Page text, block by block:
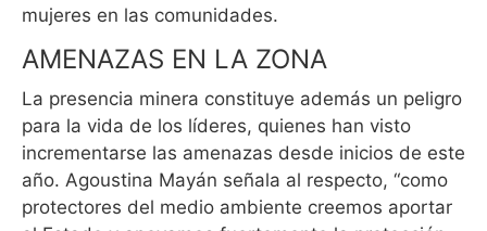
mujeres en las comunidades.
AMENAZAS EN LA ZONA
La presencia minera constituye además un peligro
para la vida de los líderes, quienes han visto
incrementarse las amenazas desde inicios de este
año. Agoustina Mayán señala al respecto, “como
protectores del medio ambiente creemos aportar